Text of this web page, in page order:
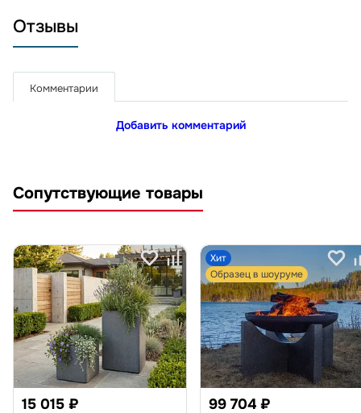
Отзывы
Комментарии
Добавить комментарий
Сопутствующие товары
15 015 ₽
Хит
Образец в шоуруме
99 704 ₽